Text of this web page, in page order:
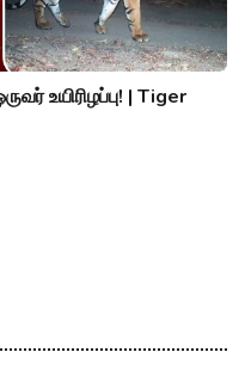
உயிரிழப்பு! | Tiger